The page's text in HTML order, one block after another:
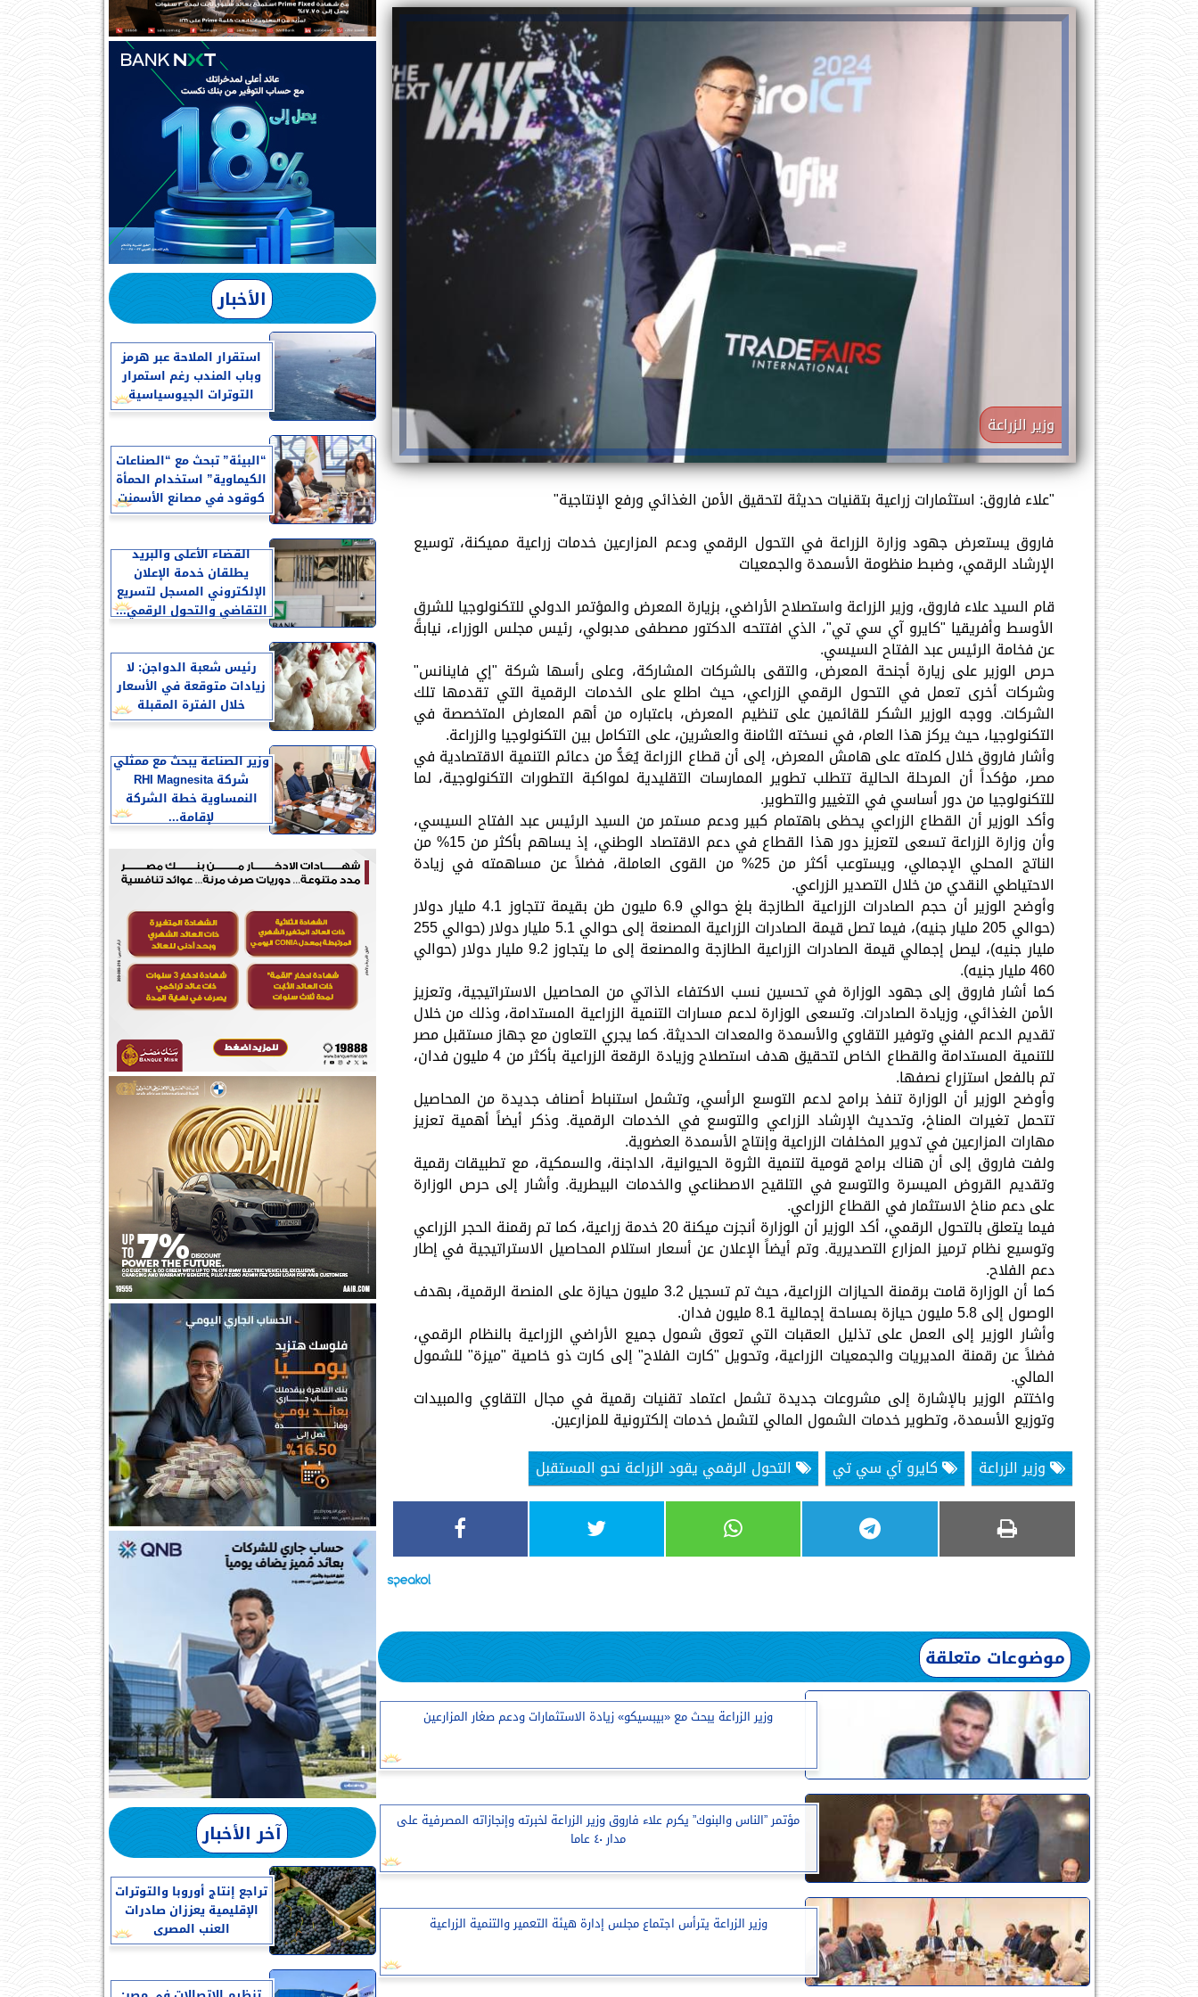
وزير الزراعة
"علاء فاروق: استثمارات زراعية بتقنيات حديثة لتحقيق الأمن الغذائي ورفع الإنتاجية"
فاروق يستعرض جهود وزارة الزراعة في التحول الرقمي ودعم المزارعين خدمات زراعية مميكنة، توسيع
الإرشاد الرقمي، وضبط منظومة الأسمدة والجمعيات
قام السيد علاء فاروق، وزير الزراعة واستصلاح الأراضي، بزيارة المعرض والمؤتمر الدولي للتكنولوجيا للشرق
الأوسط وأفريقيا "كايرو آي سي تي"، الذي افتتحه الدكتور مصطفى مدبولي، رئيس مجلس الوزراء، نيابةً
عن فخامة الرئيس عبد الفتاح السيسي.
حرص الوزير على زيارة أجنحة المعرض، والتقى بالشركات المشاركة، وعلى رأسها شركة "إي فاينانس"
وشركات أخرى تعمل في التحول الرقمي الزراعي، حيث اطلع على الخدمات الرقمية التي تقدمها تلك
الشركات. ووجه الوزير الشكر للقائمين على تنظيم المعرض، باعتباره من أهم المعارض المتخصصة في
التكنولوجيا، حيث يركز هذا العام، في نسخته الثامنة والعشرين، على التكامل بين التكنولوجيا والزراعة.
وأشار فاروق خلال كلمته على هامش المعرض، إلى أن قطاع الزراعة يُعَدُّ من دعائم التنمية الاقتصادية في
مصر، مؤكداً أن المرحلة الحالية تتطلب تطوير الممارسات التقليدية لمواكبة التطورات التكنولوجية، لما
للتكنولوجيا من دور أساسي في التغيير والتطوير.
وأكد الوزير أن القطاع الزراعي يحظى باهتمام كبير ودعم مستمر من السيد الرئيس عبد الفتاح السيسي،
وأن وزارة الزراعة تسعى لتعزيز دور هذا القطاع في دعم الاقتصاد الوطني، إذ يساهم بأكثر من 15% من
الناتج المحلي الإجمالي، ويستوعب أكثر من 25% من القوى العاملة، فضلاً عن مساهمته في زيادة
الاحتياطي النقدي من خلال التصدير الزراعي.
وأوضح الوزير أن حجم الصادرات الزراعية الطازجة بلغ حوالي 6.9 مليون طن بقيمة تتجاوز 4.1 مليار دولار
(حوالي 205 مليار جنيه)، فيما تصل قيمة الصادرات الزراعية المصنعة إلى حوالي 5.1 مليار دولار (حوالي 255
مليار جنيه)، ليصل إجمالي قيمة الصادرات الزراعية الطازجة والمصنعة إلى ما يتجاوز 9.2 مليار دولار (حوالي
460 مليار جنيه).
كما أشار فاروق إلى جهود الوزارة في تحسين نسب الاكتفاء الذاتي من المحاصيل الاستراتيجية، وتعزيز
الأمن الغذائي، وزيادة الصادرات. وتسعى الوزارة لدعم مسارات التنمية الزراعية المستدامة، وذلك من خلال
تقديم الدعم الفني وتوفير التقاوي والأسمدة والمعدات الحديثة. كما يجري التعاون مع جهاز مستقبل مصر
للتنمية المستدامة والقطاع الخاص لتحقيق هدف استصلاح وزيادة الرقعة الزراعية بأكثر من 4 مليون فدان،
تم بالفعل استزراع نصفها.
وأوضح الوزير أن الوزارة تنفذ برامج لدعم التوسع الرأسي، وتشمل استنباط أصناف جديدة من المحاصيل
تتحمل تغيرات المناخ، وتحديث الإرشاد الزراعي والتوسع في الخدمات الرقمية. وذكر أيضاً أهمية تعزيز
مهارات المزارعين في تدوير المخلفات الزراعية وإنتاج الأسمدة العضوية.
ولفت فاروق إلى أن هناك برامج قومية لتنمية الثروة الحيوانية، الداجنة، والسمكية، مع تطبيقات رقمية
وتقديم القروض الميسرة والتوسع في التلقيح الاصطناعي والخدمات البيطرية. وأشار إلى حرص الوزارة
على دعم مناخ الاستثمار في القطاع الزراعي.
فيما يتعلق بالتحول الرقمي، أكد الوزير أن الوزارة أنجزت ميكنة 20 خدمة زراعية، كما تم رقمنة الحجر الزراعي
وتوسيع نظام ترميز المزارع التصديرية. وتم أيضاً الإعلان عن أسعار استلام المحاصيل الاستراتيجية في إطار
دعم الفلاح.
كما أن الوزارة قامت برقمنة الحيازات الزراعية، حيث تم تسجيل 3.2 مليون حيازة على المنصة الرقمية، بهدف
الوصول إلى 5.8 مليون حيازة بمساحة إجمالية 8.1 مليون فدان.
وأشار الوزير إلى العمل على تذليل العقبات التي تعوق شمول جميع الأراضي الزراعية بالنظام الرقمي،
فضلاً عن رقمنة المديريات والجمعيات الزراعية، وتحويل "كارت الفلاح" إلى كارت ذو خاصية "ميزة" للشمول
المالي.
واختتم الوزير بالإشارة إلى مشروعات جديدة تشمل اعتماد تقنيات رقمية في مجال التقاوي والمبيدات
وتوزيع الأسمدة، وتطوير خدمات الشمول المالي لتشمل خدمات إلكترونية للمزارعين.
وزير الزراعة
كايرو آي سي تي التحول الرقمي يقود الزراعة نحو المستقبل
موضوعات متعلقة
وزير الزراعة يبحث مع «بيبسيكو» زيادة الاستثمارات ودعم صغار المزارعين
مؤتمر ”الناس والبنوك” يكرم علاء فاروق وزير الزراعة لخبرته وإنجازاته المصرفية على
مدار ٤٠ عاما
وزير الزراعة يترأس اجتماع مجلس إدارة هيئة التعمير والتنمية الزراعية
الأخبار
استقرار الملاحة عبر هرمز
وباب المندب رغم استمرار
التوترات الجيوسياسية
“البيئة” تبحث مع “الصناعات
الكيماوية” استخدام الحمأة
كوقود في مصانع الأسمنت
القضاء الأعلى والبريد
يطلقان خدمة الإعلان
الإلكتروني المسجل لتسريع
التقاضي والتحول الرقمي...
رئيس شعبة الدواجن: لا
زيادات متوقعة في الأسعار
خلال الفترة المقبلة
وزير الصناعة يبحث مع ممثلي
شركة RHI Magnesita
النمساوية خطة الشركة
لإقامة...
آخر الأخبار
تراجع إنتاج أوروبا والتوترات
الإقليمية يعززان صادرات
العنب المصرى